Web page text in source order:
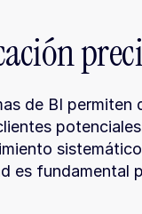
de BI
es fundamental